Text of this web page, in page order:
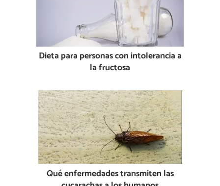
Dieta para personas con intolerancia a
la fructosa
Qué enfermedades transmiten las